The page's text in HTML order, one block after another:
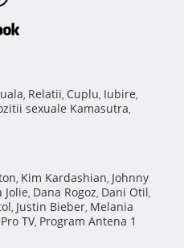
, Relatii, Cuplu, Iubire,
sexuale Kamasutra,
, Kim Kardashian, Johnny
Jolie, Dana Rogoz, Dani Otil,
, Justin Bieber, Melania
TV, Program Antena 1